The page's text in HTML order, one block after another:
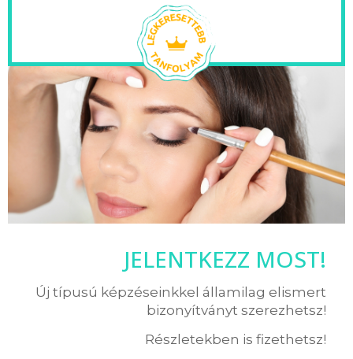
JELENTKEZZ MOST!
Új típusú képzéseinkkel államilag elismert
bizonyítványt szerezhetsz!
Részletekben is fizethetsz!